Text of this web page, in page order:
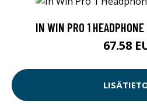
IN WIN PRO 1
67.58